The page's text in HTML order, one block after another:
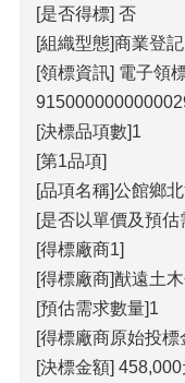
[是否得標] 否
[組織型態]商業登記
[領標資訊] 電子領
[決標品項數]1
[第1品項]
[品項名稱]公館鄉
[是否以單價及預
[得標廠商1]
[得標廠商]猷遠土
[預估需求數量]1
[得標廠商原始投
[決標金額] 458,000